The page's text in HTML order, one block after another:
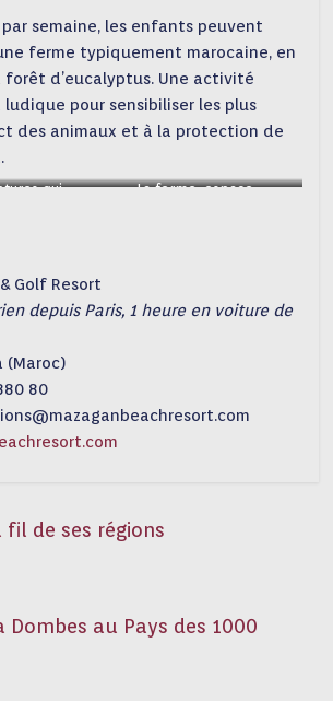
semaine, les enfants peuvent
ferme typiquement marocaine, en
d’eucalyptus. Une activité
pour sensibiliser les plus
des animaux et à la protection de
qui
La ferme, espace
Golf Resort
depuis Paris, 1 heure en voiture de
(Maroc)
80
fil de ses régions
Dombes au Pays des 1000